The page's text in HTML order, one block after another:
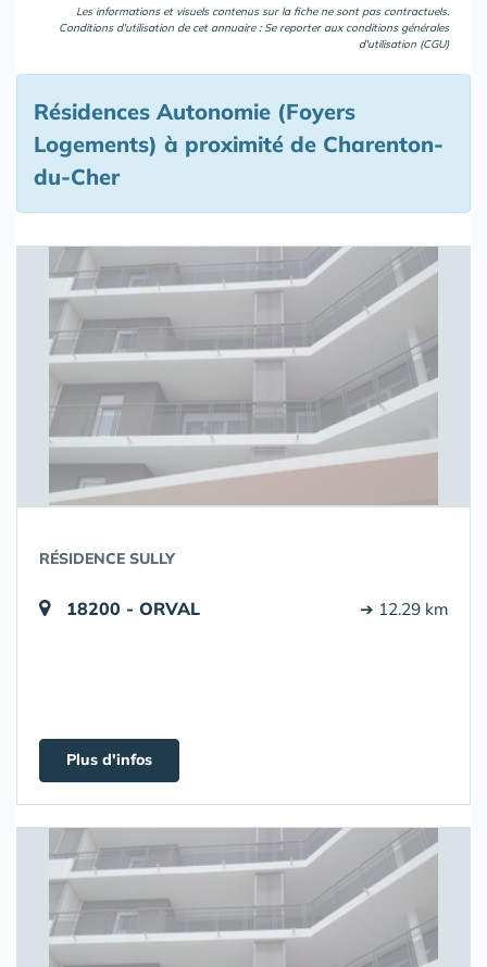
Les informations et visuels contenus sur la fiche ne sont pas contractuels.
Conditions d'utilisation de cet annuaire : Se reporter aux conditions générales
d'utilisation (CGU)
Résidences Autonomie (Foyers
Logements) à proximité de Charenton-
du-Cher
RÉSIDENCE SULLY
18200 - ORVAL ➔ 12.29 km
Plus d'infos